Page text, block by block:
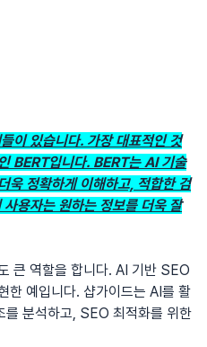
이 있습니다. 가장 대표적인 것
BERT입니다. BERT는 AI 기술
욱 정확하게 이해하고, 적합한 검
용자는 원하는 정보를 더욱 잘
큰 역할을 합니다. AI 기반 SEO
한 예입니다. 샵가이드는 AI를 활
를 분석하고, SEO 최적화를 위한